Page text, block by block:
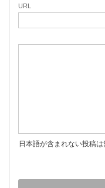
URL
日本語が含まれない投稿